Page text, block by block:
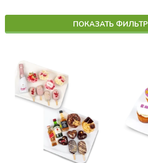
ПОКАЗАТЬ ФИЛЬТР